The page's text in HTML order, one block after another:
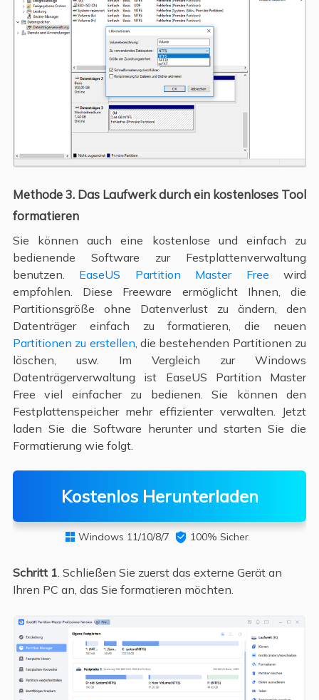
Methode 3. Das Laufwerk durch ein kostenloses Tool
formatieren
Sie können auch eine kostenlose und einfach zu
bedienende Software zur Festplattenverwaltung
benutzen. EaseUS Partition Master Free wird
empfohlen. Diese Freeware ermöglicht Ihnen, die
Partitionsgröße ohne Datenverlust zu ändern, den
Datenträger einfach zu formatieren, die neuen
Partitionen zu erstellen, die bestehenden Partitionen zu
löschen, usw. Im Vergleich zur Windows
Datenträgerverwaltung ist EaseUS Partition Master
Free viel einfacher zu bedienen. Sie können den
Festplattenspeicher mehr effizienter verwalten. Jetzt
laden Sie die Software herunter und starten Sie die
Formatierung wie folgt.
Kostenlos Herunterladen
 Windows 11/10/8/7  100% Sicher
Schritt 1. Schließen Sie zuerst das externe Gerät an
Ihren PC an, das Sie formatieren möchten.